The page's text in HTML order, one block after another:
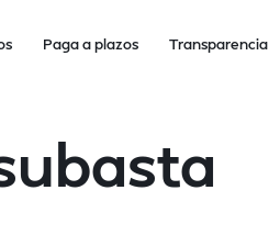
Paga a plazos Transparencia